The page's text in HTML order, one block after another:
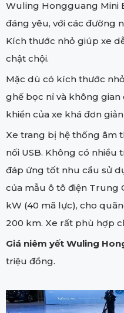
Wuling Hongguang Mini
đáng yêu, với các đường
Kích thước nhỏ giúp xe
chật chội.
Mặc dù có kích thước
ghế bọc nỉ và không
khiển của xe khá đơn
Xe trang bị hệ thống âm
nối USB. Không có nhiều
đáp ứng tốt nhu cầu sử
của mẫu ô tô điện Trung
kW (40 mã lực), cho
200 km. Xe rất phù hợp
Giá niêm yết Wuling
triệu đồng.